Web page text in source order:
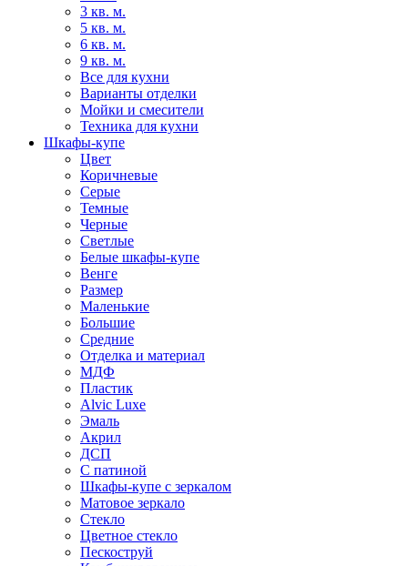
3 кв. м.
5 кв. м.
6 кв. м.
9 кв. м.
Все для кухни
Варианты отделки
Мойки и смесители
Техника для кухни
Шкафы-купе
Цвет
Коричневые
Серые
Темные
Черные
Светлые
Белые шкафы-купе
Венге
Размер
Маленькие
Большие
Средние
Отделка и материал
МДФ
Пластик
Alvic Luxe
Эмаль
Акрил
ДСП
С патиной
Шкафы-купе с зеркалом
Матовое зеркало
Стекло
Цветное стекло
Пескоструй